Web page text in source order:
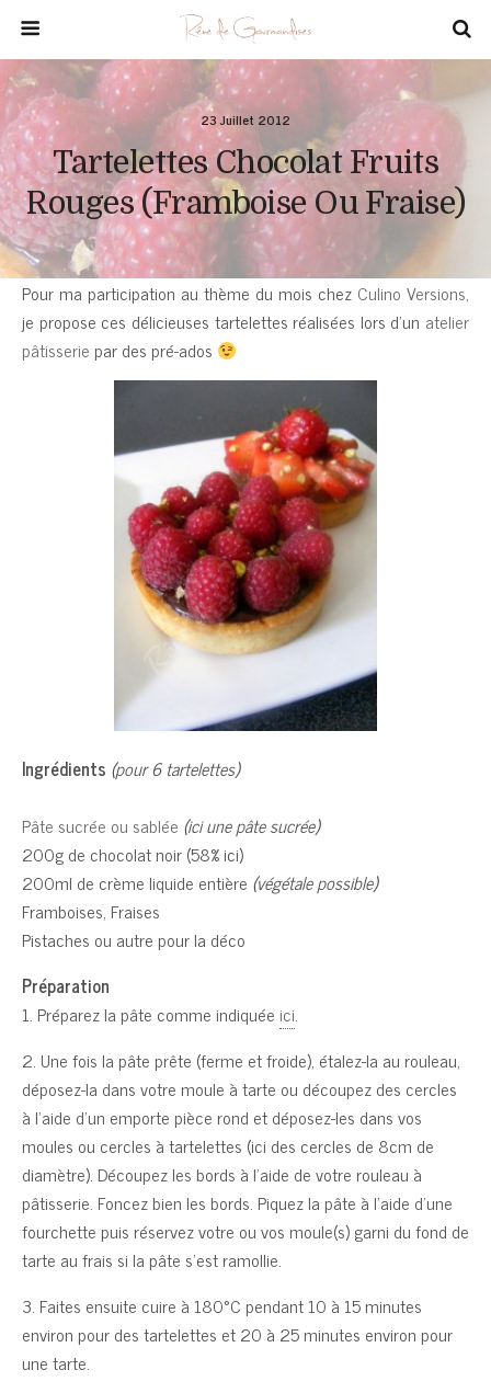
23 Juillet 2012
Tartelettes Chocolat Fruits
Rouges (framboise Ou Fraise)
Pour ma participation au thème du mois chez Culino Versions,
je propose ces délicieuses tartelettes réalisées lors d’un atelier
pâtisserie par des pré-ados
Ingrédients (pour 6 tartelettes)
Pâte sucrée ou sablée (ici une pâte sucrée)
200g de chocolat noir (58% ici)
200ml de crème liquide entière (végétale possible)
Framboises, Fraises
Pistaches ou autre pour la déco
Préparation
1. Préparez la pâte comme indiquée ici.
2. Une fois la pâte prête (ferme et froide), étalez-la au rouleau,
déposez-la dans votre moule à tarte ou découpez des cercles
à l’aide d’un emporte pièce rond et déposez-les dans vos
moules ou cercles à tartelettes (ici des cercles de 8cm de
diamètre). Découpez les bords à l’aide de votre rouleau à
pâtisserie. Foncez bien les bords. Piquez la pâte à l’aide d’une
fourchette puis réservez votre ou vos moule(s) garni du fond de
tarte au frais si la pâte s’est ramollie.
3. Faites ensuite cuire à 180°C pendant 10 à 15 minutes
environ pour des tartelettes et 20 à 25 minutes environ pour
une tarte.